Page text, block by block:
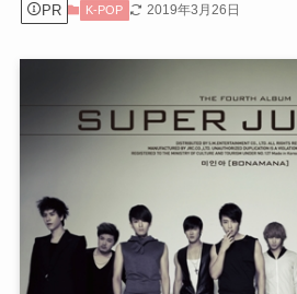
PR K-POP 2019年3月26日